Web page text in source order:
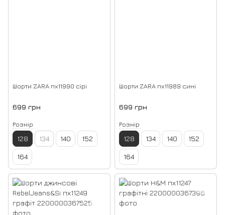
Шорти ZARA пх11990 сірі
699 грн
Розмір
128 134 140 152
164
Шорти ZARA пх11989 сині
699 грн
Розмір
128 134 140 152
164